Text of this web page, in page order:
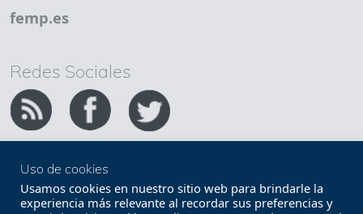
femp.es
Redes Sociales
Copyright FEMP
Accesibilidad
Uso de cookies
Usamos cookies en nuestro sitio web para brindarle la
experiencia más relevante al recordar sus preferencias y